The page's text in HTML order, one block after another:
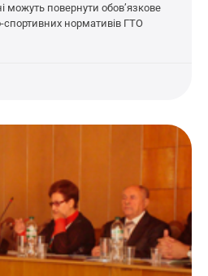
можуть повернути обов’язкове
спортивних нормативів ГТО